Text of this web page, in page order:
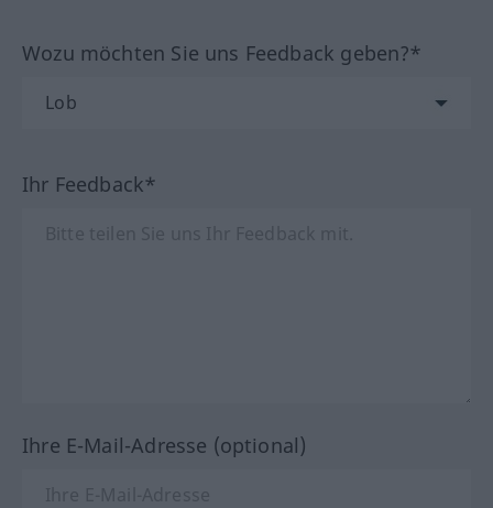
Wozu möchten Sie uns Feedback geben?*
Ihr Feedback*
Ihre E-Mail-Adresse (optional)